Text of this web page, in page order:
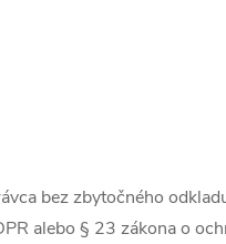
bez zbytočného
alebo § 23 zákona o